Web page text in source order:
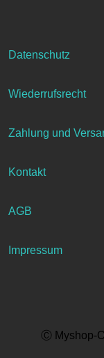
Datenschutz
Wiederrufsrecht
Zahlung und
Kontakt
AGB
Impressum
Ⓒ Myshop-